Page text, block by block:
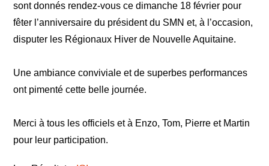
sont donnés rendez-vous ce dimanche 18 février pour
fêter l’anniversaire du président du SMN et, à l’occasion,
disputer les Régionaux Hiver de Nouvelle Aquitaine.
Une ambiance conviviale et de superbes performances
ont pimenté cette belle journée.
Merci à tous les officiels et à Enzo, Tom, Pierre et Martin
pour leur participation.